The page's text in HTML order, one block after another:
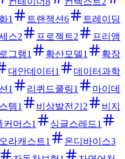
1 트랜잭션6
트레이딩
스2 프로젝트2
프리앰
그램1 확산모델1
확장
대안데이터 1
데이터과학
1 리퀴드쿨링1
마이데
템1 비상발전기 2
비지
커머스1 싱글스레드1
오라캐스트1 온디바이스3